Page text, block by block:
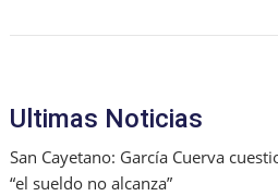
k l
Ultimas Noticias
San Cayetano: García Cuerva
“el sueldo no alcanza”